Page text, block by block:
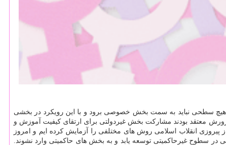
هیچ سطحی نباید به سمت بخش خصوصی برود و با این رویكرد در بخشی
معتقد بودند مشاركت بخش غیردولتی برای ارتقای كیفیت آموزش و
با خطوط قرمزی كه در بحث حاكمیت در آموزش و پرورش وجود دارد. وزیر آموزش و پرورش اظهار داشت: پس از 40 سال از پیروزی انقلاب اسلامی روش های مختلفی را آزمایش كرده ایم و امروز
سطوح غیرحاكمیتی توسعه یابد و به بخش های حاكمیتی وارد نشوند.